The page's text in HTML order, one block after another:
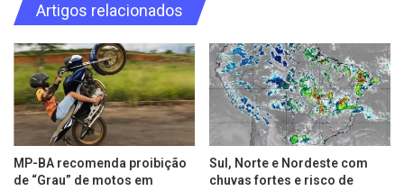
Artigos relacionados
MP-BA recomenda proibição
de “Grau” de motos em
Sul, Norte e Nordeste com
chuvas fortes e risco de